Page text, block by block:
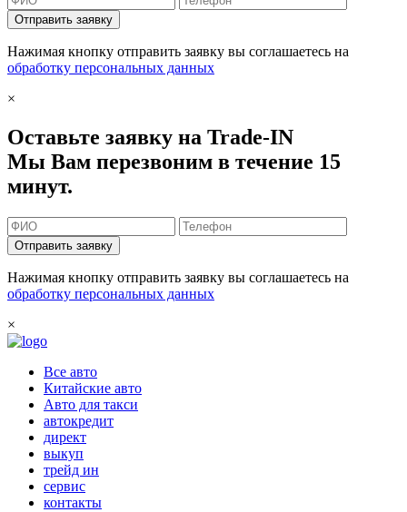
Отправить заявку
Нажимая кнопку отправить заявку вы соглашаетесь на
обработку персональных данных
×
Оставьте заявку на Trade-IN
Мы Вам перезвоним в течение 15
минут.
Отправить заявку
Нажимая кнопку отправить заявку вы соглашаетесь на
обработку персональных данных
×
Все авто
Китайские авто
Авто для такси
автокредит
директ
выкуп
трейд ин
сервис
контакты